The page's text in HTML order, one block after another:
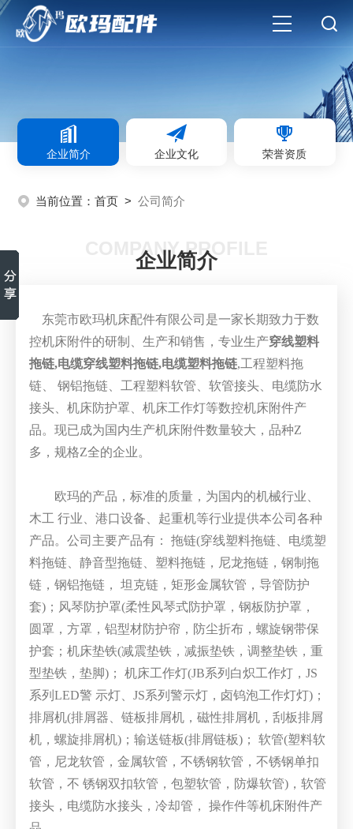
企业简介 企业文化 荣誉资质
当前位置： 首页 > 公司简介
COMPANY PROFILE
企业简介
东莞市欧玛机床配件有限公司是一家长期致力于数
控机床附件的研制、生产和销售，专业生产穿线塑料
拖链,电缆穿线塑料拖链,电缆塑料拖链,工程塑料拖
链、 钢铝拖链、工程塑料软管、软管接头、电缆防水
接头、机床防护罩、机床工作灯等数控机床附件产
品。现已成为国内生产机床附件数量较大，品种Z
多，规格Z全的企业。
欧玛的产品，标准的质量，为国内的机械行业、
木工 行业、港口设备、起重机等行业提供本公司各种
产品。公司主要产品有： 拖链(穿线塑料拖链、电缆塑
料拖链、静音型拖链、塑料拖链，尼龙拖链，钢制拖
链，钢铝拖链， 坦克链，矩形金属软管，导管防护
套)；风琴防护罩(柔性风琴式防护罩，钢板防护罩，
圆罩，方罩，铝型材防护帘，防尘折布，螺旋钢带保
护套；机床垫铁(减震垫铁，减振垫铁，调整垫铁，重
型垫铁，垫脚)； 机床工作灯(JB系列白炽工作灯，JS
系列LED警 示灯、JS系列警示灯，卤钨泡工作灯灯)；
排屑机(排屑器、链板排屑机，磁性排屑机，刮板排屑
机，螺旋排屑机)；输送链板(排屑链板)； 软管(塑料软
管，尼龙软管，金属软管，不锈钢软管，不锈钢单扣
软管，不 锈钢双扣软管，包塑软管，防爆软管)，软管
接头，电缆防水接头，冷却管， 操作件等机床附件产